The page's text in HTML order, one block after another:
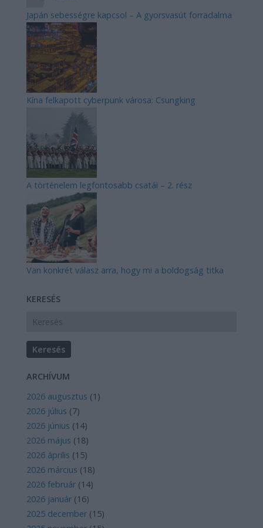
Japán sebességre kapcsol – A gyorsvasút forradalma
Kína felkapott cyberpunk városa: Csungking
A történelem legfontosabb csatái – 2. rész
Van konkrét válasz arra, hogy mi a boldogság titka
KERESÉS
ARCHÍVUM
2026 augusztus (1 )
2026 július (7)
2026 június (14)
2026 május (18)
2026 április (15)
2026 március (18)
2026 február (14)
2026 január (16)
2025 december (15)